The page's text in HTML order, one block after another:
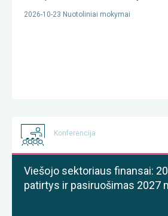
2026-10-23 Nuotoliniai mokymai
Konferencija
Viešojo sektoriaus finansai:
patirtys ir pasiruošimas 2027